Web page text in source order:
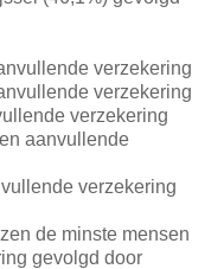
verzekering
verzekering
verzekering
aanvullende
verzekering
de minste mensen
gevolgd door